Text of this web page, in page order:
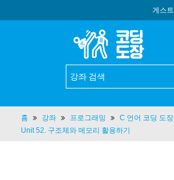
게스
홈 강좌 프로그래밍
C 언어 코딩 도장
Unit 52. 구조체와 메모리 활용하기